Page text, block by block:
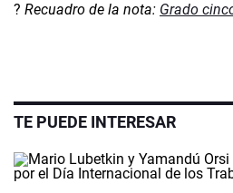
? Recuadro de la nota: Grado
TE PUEDE INTERESAR